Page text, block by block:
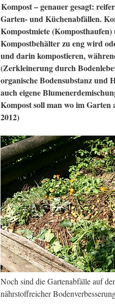
Kompost – genauer gesagt:
Garten- und Küchenabfällen.
Kompostmiete
Kompostbehälter zu eng wird
und darin kompostieren,
(Zerkleinerung durch
organische Bodensubstanz und
auch eigene
Kompost soll man wo im
2012)
Noch sind die Gartenabfälle auf
nährstoffreicher